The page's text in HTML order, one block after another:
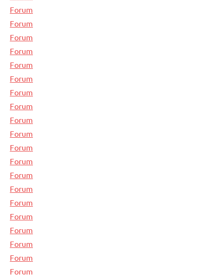
Forum
Forum
Forum
Forum
Forum
Forum
Forum
Forum
Forum
Forum
Forum
Forum
Forum
Forum
Forum
Forum
Forum
Forum
Forum
Forum